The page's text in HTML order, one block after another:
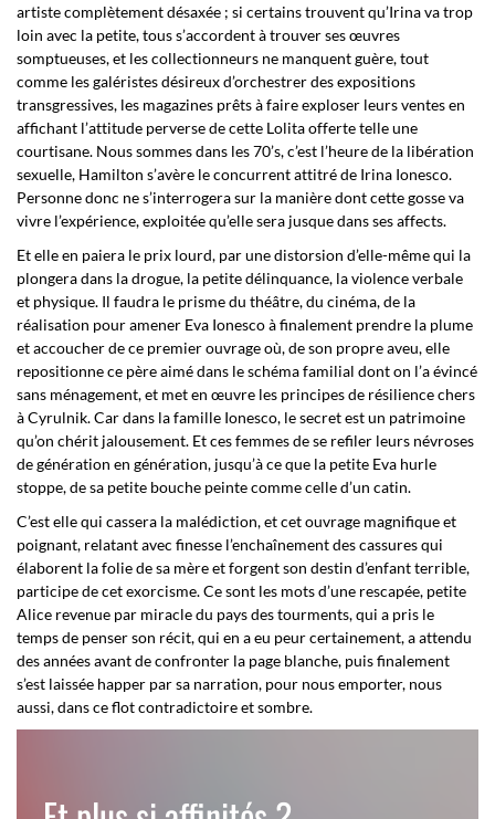
artiste complètement désaxée ; si certains trouvent qu’Irina va trop
loin avec la petite, tous s’accordent à trouver ses œuvres
somptueuses, et les collectionneurs ne manquent guère, tout
comme les galéristes désireux d’orchestrer des expositions
transgressives, les magazines prêts à faire exploser leurs ventes en
affichant l’attitude perverse de cette Lolita offerte telle une
courtisane. Nous sommes dans les 70’s, c’est l’heure de la libération
sexuelle, Hamilton s’avère le concurrent attitré de Irina Ionesco.
Personne donc ne s’interrogera sur la manière dont cette gosse va
vivre l’expérience, exploitée qu’elle sera jusque dans ses affects.
Et elle en paiera le prix lourd, par une distorsion d’elle-même qui la
plongera dans la drogue, la petite délinquance, la violence verbale
et physique. Il faudra le prisme du théâtre, du cinéma, de la
réalisation pour amener Eva Ionesco à finalement prendre la plume
et accoucher de ce premier ouvrage où, de son propre aveu, elle
repositionne ce père aimé dans le schéma familial dont on l’a évincé
sans ménagement, et met en œuvre les principes de résilience chers
à Cyrulnik. Car dans la famille Ionesco, le secret est un patrimoine
qu’on chérit jalousement. Et ces femmes de se refiler leurs névroses
de génération en génération, jusqu’à ce que la petite Eva hurle
stoppe, de sa petite bouche peinte comme celle d’un catin.
C’est elle qui cassera la malédiction, et cet ouvrage magnifique et
poignant, relatant avec finesse l’enchaînement des cassures qui
élaborent la folie de sa mère et forgent son destin d’enfant terrible,
participe de cet exorcisme. Ce sont les mots d’une rescapée, petite
Alice revenue par miracle du pays des tourments, qui a pris le
temps de penser son récit, qui en a eu peur certainement, a attendu
des années avant de confronter la page blanche, puis finalement
s’est laissée happer par sa narration, pour nous emporter, nous
aussi, dans ce flot contradictoire et sombre.